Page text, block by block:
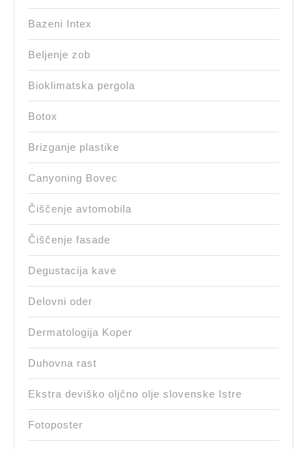
Bazeni Intex
Beljenje zob
Bioklimatska pergola
Botox
Brizganje plastike
Canyoning Bovec
Čiščenje avtomobila
Čiščenje fasade
Degustacija kave
Delovni oder
Dermatologija Koper
Duhovna rast
Ekstra deviško oljčno olje slovenske Istre
Fotoposter